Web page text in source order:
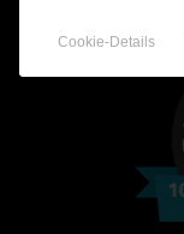
Cookie-Details